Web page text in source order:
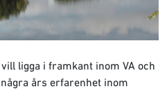
ligga i framkant inom VA och
års erfarenhet inom